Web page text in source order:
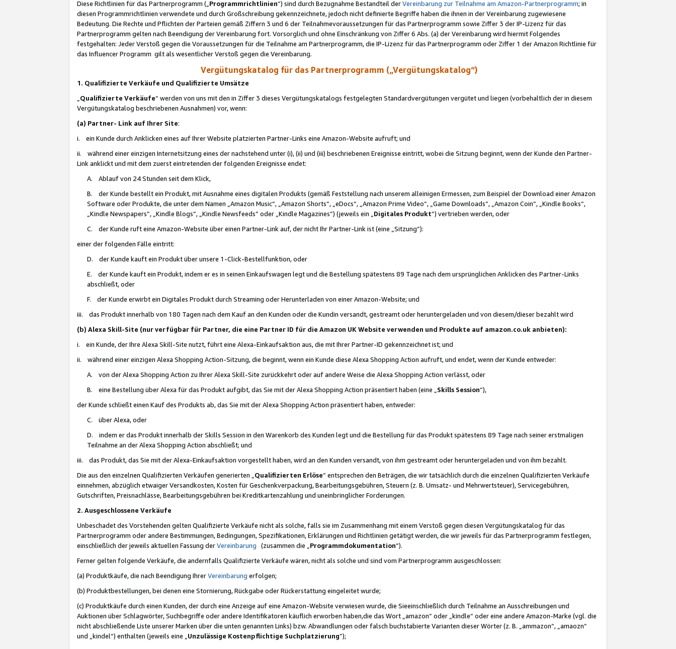
Diese Richtlinien für das Partnerprogramm („Programmrichtlinien“) sind durch Bezugnahme Bestandteil derVereinbarung zur Teilnahme am Amazon-Partnerprogramm; in
diesen Programmrichtlinien verwendete und durch Großschreibung gekennzeichnete, jedoch nicht definierte Begriffe haben die ihnen in der Vereinbarung zugewiesene
Bedeutung. Die Rechte und Pflichten der Parteien gemäß Ziffern 3 und 6 der Teilnahmevoraussetzungen für das Partnerprogramm sowie Ziffer 3 der IP-Lizenz für das
Partnerprogramm gelten nach Beendigung der Vereinbarung fort. Vorsorglich und ohne Einschränkung von Ziffer 6 Abs. (a) der Vereinbarung wird hiermit Folgendes
festgehalten: Jeder Verstoß gegen die Voraussetzungen für die Teilnahme am Partnerprogramm, die IP-Lizenz für das Partnerprogramm oder Ziffer 1 der Amazon Richtlinie für
das Influencer Programm gilt als wesentlicher Verstoß gegen die Vereinbarung.
Vergütungskatalog für das Partnerprogramm („Vergütungskatalog“)
1. Qualifizierte Verkäufe und Qualifizierte Umsätze
Qualifizierte Verkäufe“ werden von uns mit den in Ziffer 3 dieses Vergütungskatalogs festgelegten Standardvergütungen vergütet und liegen (vorbehaltlich der in diesem
Vergütungskatalog beschriebenen Ausnahmen) vor, wenn:
(a) Partner- Link auf Ihrer Site:
i. ein Kunde durch Anklicken eines auf Ihrer Website platzierten Partner-Links eine Amazon-Website aufruft; und
ii. während einer einzigen Internetsitzung eines der nachstehend unter (i), (ii) und (iii) beschriebenen Ereignisse eintritt, wobei die Sitzung beginnt, wenn der Kunde den Partner-
Link anklickt und mit dem zuerst eintretenden der folgenden Ereignisse endet:
A. Ablauf von 24 Stunden seit dem Klick,
B. der Kunde bestellt ein Produkt, mit Ausnahme eines digitalen Produkts (gemäß Feststellung nach unserem alleinigen Ermessen, zum Beispiel der Download einer Amazon
Software oder Produkte, die unter dem Namen „Amazon Music“, „Amazon Shorts“, „eDocs“, „Amazon Prime Video“, „Game Downloads“, „Amazon Coin“, „Kindle Books“,
„Kindle Newspapers“, „Kindle Blogs“, „Kindle Newsfeeds“ oder „Kindle Magazines“) (jeweils ein „ Digitales Produkt“) vertrieben werden, oder
C. der Kunde ruft eine Amazon-Website über einen Partner-Link auf, der nicht Ihr Partner-Link ist (eine „Sitzung“):
einer der folgenden Fälle eintritt:
D. der Kunde kauft ein Produkt über unsere 1-Click-Bestellfunktion, oder
E. der Kunde kauft ein Produkt, indem er es in seinen Einkaufswagen legt und die Bestellung spätestens 89 Tage nach dem ursprünglichen Anklicken des Partner-Links
abschließt, oder
F. der Kunde erwirbt ein Digitales Produkt durch Streaming oder Herunterladen von einer Amazon-Website; und
iii. das Produkt innerhalb von 180 Tagen nach dem Kauf an den Kunden oder die Kundin versandt, gestreamt oder heruntergeladen und von diesem/dieser bezahlt wird
(b) Alexa Skill-Site (nur verfügbar für Partner, die eine Partner ID für die Amazon UK Website verwenden und Produkte auf amazon.co.uk anbieten):
i. ein Kunde, der Ihre Alexa Skill-Site nutzt, führt eine Alexa-Einkaufsaktion aus, die mit Ihrer Partner-ID gekennzeichnet ist; und
ii. während einer einzigen Alexa Shopping Action-Sitzung, die beginnt, wenn ein Kunde diese Alexa Shopping Action aufruft, und endet, wenn der Kunde entweder:
A. von der Alexa Shopping Action zu Ihrer Alexa Skill-Site zurückkehrt oder auf andere Weise die Alexa Shopping Action verlässt, oder
B. eine Bestellung über Alexa für das Produkt aufgibt, das Sie mit der Alexa Shopping Action präsentiert haben (eine „ Skills Session“),
der Kunde schließt einen Kauf des Produkts ab, das Sie mit der Alexa Shopping Action präsentiert haben, entweder:
C. über Alexa, oder
D. indem er das Produkt innerhalb der Skills Session in den Warenkorb des Kunden legt und die Bestellung für das Produkt spätestens 89 Tage nach seiner erstmaligen
Teilnahme an der Alexa Shopping Action abschließt; und
iii. das Produkt, das Sie mit der Alexa-Einkaufsaktion vorgestellt haben, wird an den Kunden versandt, von ihm gestreamt oder heruntergeladen und von ihm bezahlt.
Die aus den einzelnen Qualifizierten Verkäufen generierten „ Qualifizierten Erlöse“ entsprechen den Beträgen, die wir tatsächlich durch die einzelnen Qualifizierten Verkäufe
einnehmen, abzüglich etwaiger Versandkosten, Kosten für Geschenkverpackung, Bearbeitungsgebühren, Steuern (z. B. Umsatz- und Mehrwertsteuer), Servicegebühren,
Gutschriften, Preisnachlässe, Bearbeitungsgebühren bei Kreditkartenzahlung und uneinbringlicher Forderungen.
2. Ausgeschlossene Verkäufe
Unbeschadet des Vorstehenden gelten Qualifizierte Verkäufe nicht als solche, falls sie im Zusammenhang mit einem Verstoß gegen diesen Vergütungskatalog für das
Partnerprogramm oder andere Bestimmungen, Bedingungen, Spezifikationen, Erklärungen und Richtlinien getätigt werden, die wir jeweils für das Partnerprogramm festlegen,
einschließlich der jeweils aktuellen Fassung derVereinbarung (zusammen die „ Programmdokumentation“).
Ferner gelten folgende Verkäufe, die andernfalls Qualifizierte Verkäufe wären, nicht als solche und sind vom Partnerprogramm ausgeschlossen:
(a) Produktkäufe, die nach Beendigung IhrerVereinbarung erfolgen;
(b) Produktbestellungen, bei denen eine Stornierung, Rückgabe oder Rückerstattung eingeleitet wurde;
(c) Produktkäufe durch einen Kunden, der durch eine Anzeige auf eine Amazon-Website verwiesen wurde, die Sieeinschließlich durch Teilnahme an Ausschreibungen und
Auktionen über Schlagwörter, Suchbegriffe oder andere Identifikatoren käuflich erworben haben,die das Wort „amazon“ oder „kindle“ oder eine andere Amazon-Marke (vgl. die
nicht abschließende Liste unserer Marken über die unten genannten Links) bzw. Abwandlungen oder falsch buchstabierte Varianten dieser Wörter (z. B. „ammazon“, „amaozn“
und „kindel“) enthalten (jeweils eine „ Unzulässige Kostenpflichtige Suchplatzierung”);